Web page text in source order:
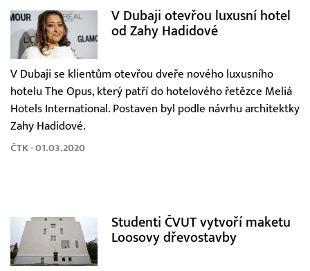
V Dubaji otevřou luxusní hotel
od Zahy Hadidové
V Dubaji se klientům otevřou dveře nového luxusního
hotelu The Opus, který patří do hotelového řetězce Meliá
Hotels International. Postaven byl podle návrhu architektky
Zahy Hadidové.
ČTK - 01.03.2020
Studenti ČVUT vytvoří maketu
Loosovy dřevostavby